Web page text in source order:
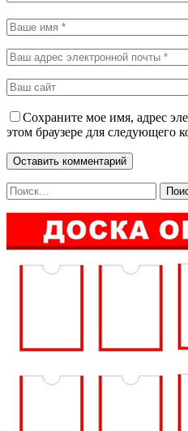
Сохраните мое имя, адрес
этом браузере для следующего